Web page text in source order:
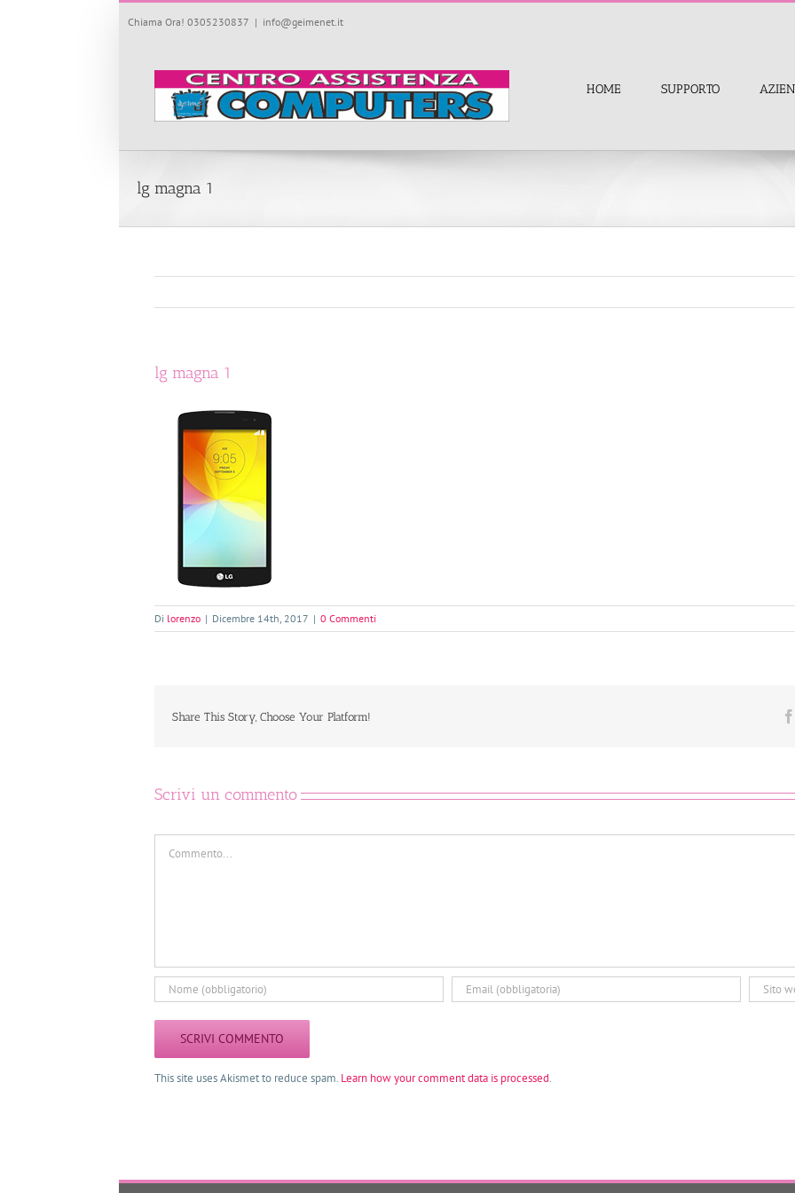
Chiama Ora! 0305230837 | info@geimenet.it
HOME SUPPORTO
lg magna 1
lg magna 1
Di lorenzo | Dicembre 14th, 2017 | 0 Commenti
Share This Story, Choose Your Platform!
Scrivi un commento
This site uses Akismet to reduce spam. Learn how your comment data is processed.